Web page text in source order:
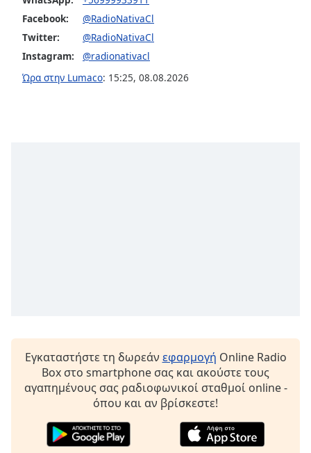
Font
Family
Reset
Facebook:
@RadioNativaCl
Twitter:
@RadioNativaCl
Instagram:
@radionativacl
Ώρα στην Lumaco: 15:25, 08.08.2026
Εγκαταστήστε τη δωρεάν εφαρμογή Online Radio
Box στο smartphone σας και ακούστε τους
αγαπημένους σας ραδιοφωνικοί σταθμοί online -
όπου και αν βρίσκεστε!